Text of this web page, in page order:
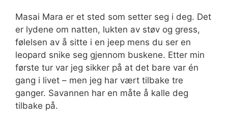
Masai Mara er et sted som setter seg i deg. Det
er lydene om natten, lukten av støv og gress,
følelsen av å sitte i en jeep mens du ser en
leopard snike seg gjennom buskene. Etter min
første tur var jeg sikker på at det bare var én
gang i livet – men jeg har vært tilbake tre
ganger. Savannen har en måte å kalle deg
tilbake på.